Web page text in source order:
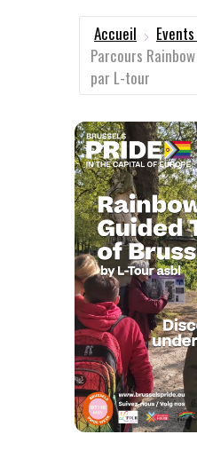
Accueil
Parcours
par L-tour